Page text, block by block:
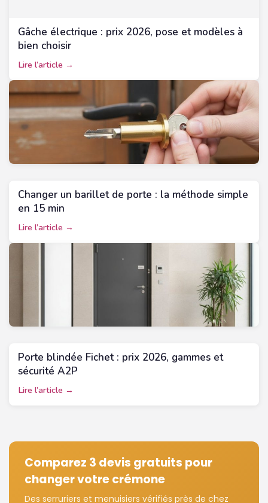
Gâche électrique : prix 2026, pose et modèles à
bien choisir
Lire l’article →
Changer un barillet de porte : la méthode simple
en 15 min
Lire l’article →
Porte blindée Fichet : prix 2026, gammes et
sécurité A2P
Lire l’article →
Comparez 3 devis gratuits pour
changer votre crémone
Des serruriers et menuisiers vérifiés près de chez